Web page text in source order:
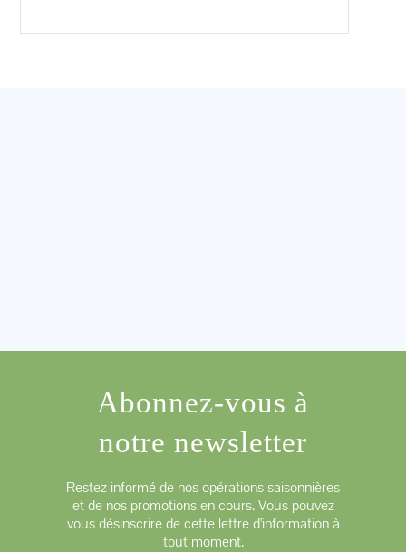
Abonnez-vous à
notre newsletter
Restez informé de nos opérations saisonnières
et de nos promotions en cours. Vous pouvez
vous désinscrire de cette lettre d'information à
tout moment.